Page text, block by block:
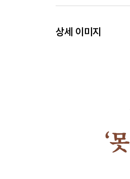
참고자료
상세 이미지